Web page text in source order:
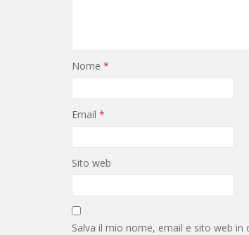
Nome *
Email *
Sito web
Salva il mio nome, email e sito web